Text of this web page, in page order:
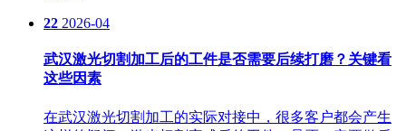
22 2026-04
武汉激光切割加工后的工件是否需要后续打磨？关键看
这些因素
在武汉激光切割加工的实际对接中，很多客户都会产生